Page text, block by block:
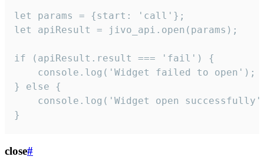
let params = {start: 'call'};
let apiResult = jivo_api.open(params);
if (apiResult.result === 'fail') {
    console.log('Widget failed to open');
} else {
console.log('Widget open
}
close#